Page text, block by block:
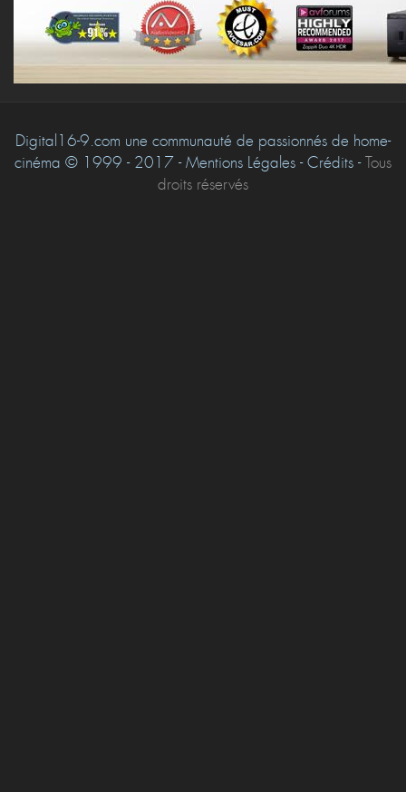
Digital16-9.com une communauté de passionnés de home-
cinéma © 1999 - 2017 - Mentions Légales - Crédits -Tous
droits réservés